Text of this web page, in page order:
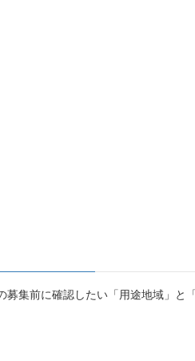
募集前に確認したい「用途地域」と